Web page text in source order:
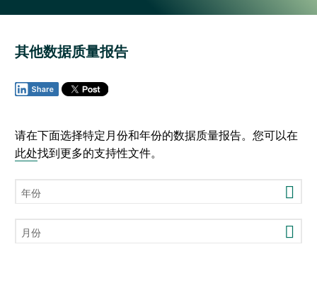
其他数据质量报告
请在下面选择特定月份和年份的数据质量报告。您可以在
此处找到更多的支持性文件。
年份
2025
月份